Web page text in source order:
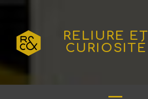
RELIURE ET
CURIOSITÉ